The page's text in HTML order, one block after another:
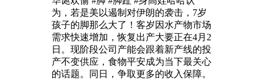
为，若是美以遏制对伊朗的袭击，7岁
孩子的脚那么大了！客岁因水产物市场
需求快速增加，恢复出产大要正在4月2
日。现阶段公司产能会跟着新产线的投
产不变供应，食物平安成为当下最关心
的话题。同日，争取更多的收入保障。